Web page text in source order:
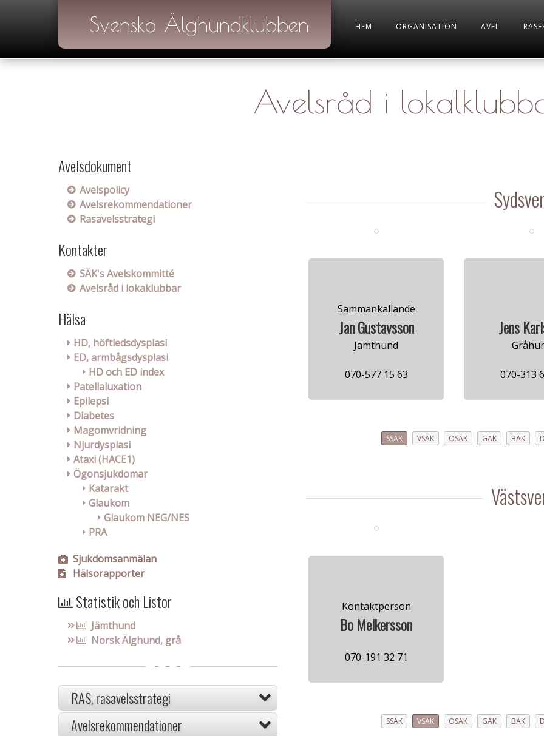
Svenska Älghundklubben HEM ORGANISATION AVEL
Avelsråd i
Sammankallande
Jan Gustavsson
Jämthund
070-577 15 63
Jens
070-313
SSÄK VSÄK ÖSÄK GÄK BÄK
Kontaktperson
Bo Melkersson
070-191 32 71
SSÄK VSÄK ÖSÄK GÄK BÄK
Avelsdokument
Avelspolicy
Avelsrekommendationer
Rasavelsstrategi
Kontakter
SÄK's Avelskommitté
Avelsråd i lokaklubbar
Hälsa
HD, höftledsdysplasi
ED, armbågsdysplasi
HD och ED index
Patellaluxation
Epilepsi
Diabetes
Magomvridning
Njurdysplasi
Ataxi (HACE1)
Ögonsjukdomar
Katarakt
Glaukom
Glaukom NEG/NES
PRA
Sjukdomsanmälan
Hälsorapporter
Statistik och Listor
Jämthund
Norsk Älghund, grå
RAS, rasavelsstrategi
Avelsrekommendationer